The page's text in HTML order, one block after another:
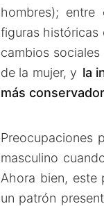
hombres); entre
figuras históricas
cambios
de la mujer, y la
más
Preocupaciones
masculino
Ahora bien, este
un patrón